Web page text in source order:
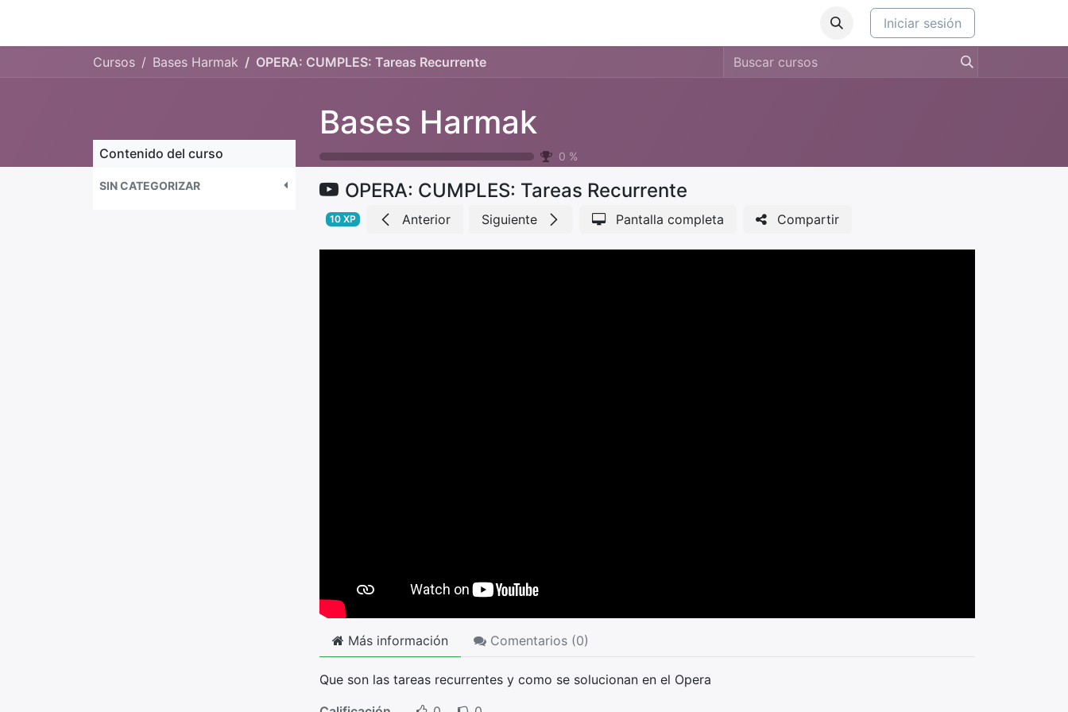
Iniciar sesión
Cursos Bases Harmak OPERA: CUMPLES: Tareas Recurrente
Bases Harmak
0 %
Contenido del curso
SIN CATEGORIZAR OPERA: CUMPLES: Tareas Recurrente
10 XP Anterior Siguiente Pantalla completa Compartir
Más información Comentarios (0)
Que son las tareas recurrentes y como se solucionan en el Opera